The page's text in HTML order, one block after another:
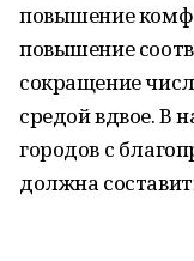
повышение
повышение
сокращение
средой вдвое. В
городов с
должна